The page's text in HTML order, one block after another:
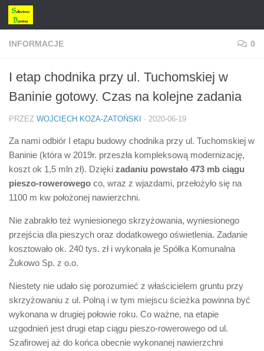
Przejdź do treści
INFORMACJE 0
I etap chodnika przy ul. Tuchomskiej w
Baninie gotowy. Czas na kolejne zadania
PRZEZ WOJCIECH KOZA-ZATOŃSKI · 2020-06-19
Za nami odbiór I etapu budowy chodnika przy ul. Tuchomskiej w
Baninie (która w 2019r. przeszła kompleksową modernizację,
koszt ok 1,5 mln zł). Dzięki zadaniu powstało 473 mb ciągu
pieszo-rowerowego co, wraz z wjazdami, przełożyło się na
1100 m kw położonej nawierzchni.
Nie zabrakło też wyniesionego skrzyżowania, wyniesionego
przejścia dla pieszych oraz dodatkowego oświetlenia. Zadanie
kosztowało ok. 240 tys. zł i wykonała je Spółka Komunalna
Żukowo Sp. z o.o.
Niestety nie udało się porozumieć z właścicielem gruntu przy
skrzyżowaniu z ul. Polną i w tym miejscu ścieżka powinna być
wykonana w drugiej połowie roku. Co ważne, na etapie
uzgodnień jest drugi etap ciągu pieszo-rowerowego od ul.
Szafirowej aż do końca obecnie wykonanej nawierzchni